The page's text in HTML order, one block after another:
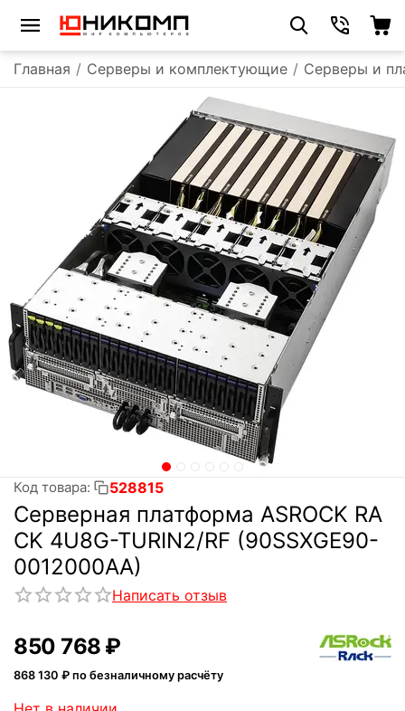
Главная / Серверы и комплектующие / Серверы и
Код товара: 528815
Серверная платформа ASROCK RA
CK 4U8G-TURIN2/RF (90SSXGE90-
0012000AA)
Написать отзыв
850 768 ₽
868 130 ₽ по безналичному расчёту